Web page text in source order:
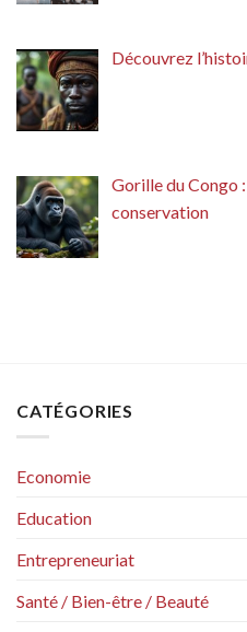
Découvrez
Gorille du Congo
conservation
CATÉGORIES
Economie
Education
Entrepreneuriat
Santé / Bien-être / Beauté